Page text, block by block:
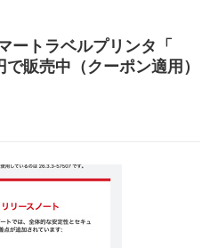
ートラベルプリンタ「
で販売中（クーポン適用）